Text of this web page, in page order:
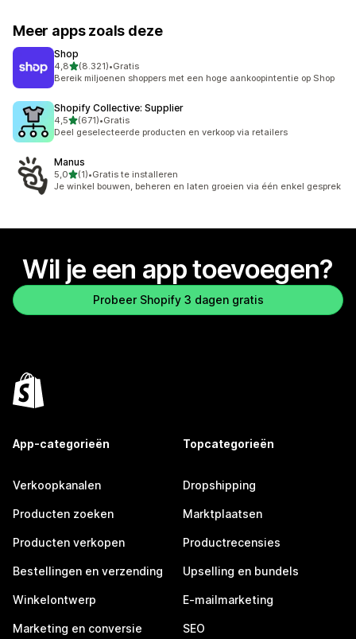
Meer apps zoals deze
Shop
4,8van 5 sterren
(8.321)
8321 recensies in totaal
•Gratis
Bereik miljoenen shoppers met een hoge aankoopintentie op Shop
Shopify Collective: Supplier
4,5van 5 sterren
(671)
671 recensies in totaal
•Gratis
Deel geselecteerde producten en verkoop via retailers
Manus
5,0van 5 sterren
(1)
1 recensies in totaal
•Gratis te installeren
Je winkel bouwen, beheren en laten groeien via één enkel gesprek
Wil je een app toevoegen?
Probeer Shopify 3 dagen gratis
App-categorieën
Verkoopkanalen
Producten zoeken
Producten verkopen
Bestellingen en verzending
Winkelontwerp
Marketing en conversie
Topcategorieën
Dropshipping
Marktplaatsen
Productrecensies
Upselling en bundels
E-mailmarketing
SEO